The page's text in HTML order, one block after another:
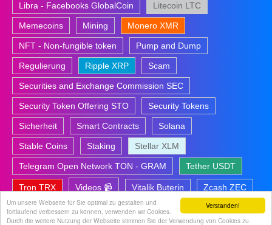
Verstanden!
Um unsere Webseite für Sie optimal zu gestalten und
fortlaufend verbessern zu können, verwenden wir Cookies.
Durch die weitere Nutzung der Webseite stimmen Sie der Verwendung von Cookies zu.
Libra - Facebooks GlobalCoin Litecoin LTC
Memecoins Mining Monero XMR
NFT - Non-fungible token Pump and Dump
Regulierung Ripple XRP Scam
Securities and Exchange Commission SEC
Security Token Offering STO Security Tokens
Sicherheit Smart Contracts Solana
Stable Coins Staking Stellar XLM
Telegram Open Network TON - GRAM Tether USDT
Tron TRX Videos 📹 Vitalik Buterin Zcash ZEC